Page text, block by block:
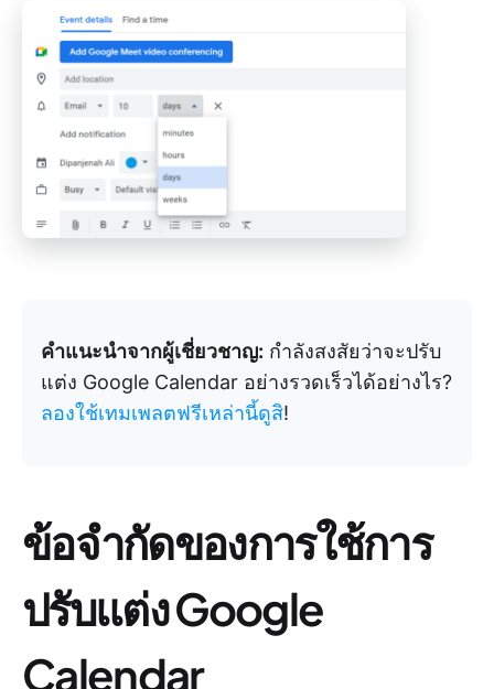
คำแนะนำจากผู้เชี่ยวชาญ: กำลังสงสัยว่าจะปรับ
แต่ง Google Calendar อย่างรวดเร็วได้อย่างไร?
ลองใช้เทมเพลตฟรีเหล่านี้ดูสิ!
ข้อจำกัดของการใช้การ
ปรับแต่ง Google
Calendar